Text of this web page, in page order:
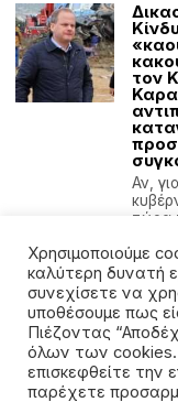
by
©2026 - All
αναδημοσίευση
Χρησιμοποιούμε
καλύτερη δυνατή
συνεχίσετε να
υποθέσουμε πως
Πιέζοντας
όλων των
επισκεφθείτε την
παρέχετε
τον
Αν,
τώρα
Νέο
την
σε
έως
Νέες